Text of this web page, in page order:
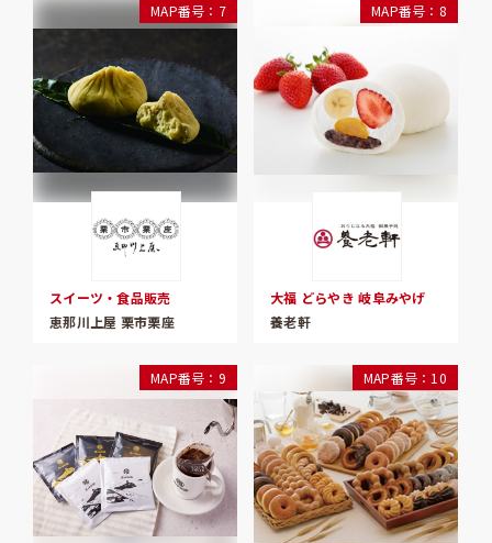
MAP番号：7
スイーツ・食品販売
恵那川上屋 栗市栗座
MAP番号：8
大福 どらやき 岐阜みやげ
養老軒
MAP番号：9 MAP番号：10